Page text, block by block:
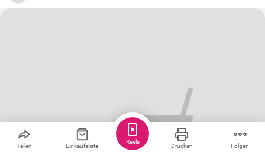
Teilen Einkaufsliste Drucken Folgen
Reels